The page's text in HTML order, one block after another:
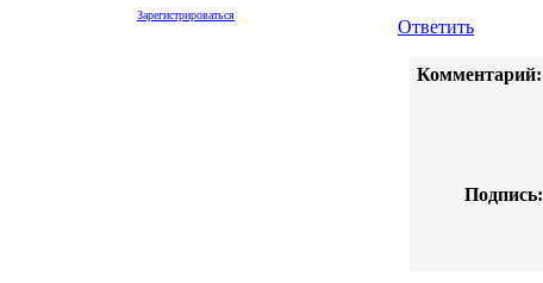
Зарегистрироваться
Ответить
Комментарий:
Подпись: